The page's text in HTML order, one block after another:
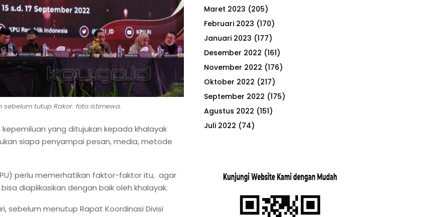
sebelum tutup Rakor. foto istimewa.
yang ditujukan kepada khalayak
siapa penyampai pesan, media, metode
perlu memerhatikan faktor-faktor itu, agar
diaplikasikan dengan baik oleh khalayak.
sebelum menutup Rapat Koordinasi Divisi
Maret 2023 (205)
Februari 2023 (170)
Januari 2023 (177)
Desember 2022 (161)
November 2022 (176)
Oktober 2022 (217)
September 2022 (175)
Agustus 2022 (151)
Juli 2022 (74)